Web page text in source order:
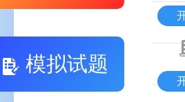
模拟试题